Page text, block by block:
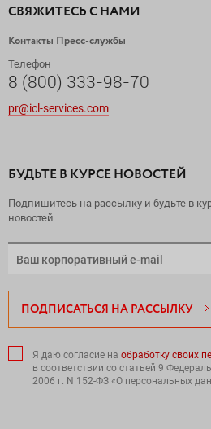
СВЯЖИТЕСЬ С НАМИ
Контакты Пресс-службы
Телефон
8 (800) 333-98-70
pr@icl-services.com
БУДЬТЕ В КУРСЕ НОВОСТЕЙ
Подпишитесь на рассылку и будьте в
новостей
ПОДПИСАТЬСЯ НА РАССЫЛКУ
Я даю согласие на обработку своих
в соответствии со статьей 9
2006 г. N 152-ФЗ «О персональных